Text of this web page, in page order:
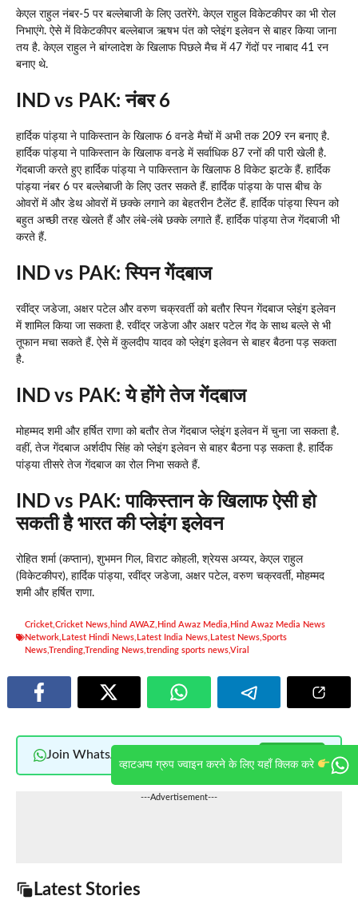
व्हाटअप्प ग्रुप ज्वाइन करने के लिए यहाँ क्लिक करे
केएल राहुल नंबर-5 पर बल्लेबाजी के लिए उतरेंगे. केएल राहुल विकेटकीपर का भी रोल
निभाएंगे. ऐसे में विकेटकीपर बल्लेबाज ऋषभ पंत को प्लेइंग इलेवन से बाहर किया जाना
तय है. केएल राहुल ने बांग्लादेश के खिलाफ पिछले मैच में 47 गेंदों पर नाबाद 41 रन
बनाए थे.
IND vs PAK: नंबर 6
हार्दिक पांड्या ने पाकिस्तान के खिलाफ 6 वनडे मैचों में अभी तक 209 रन बनाए है.
हार्दिक पांड्या ने पाकिस्तान के खिलाफ वनडे में सर्वाधिक 87 रनों की पारी खेली है.
गेंदबाजी करते हुए हार्दिक पांड्या ने पाकिस्तान के खिलाफ 8 विकेट झटके हैं. हार्दिक
पांड्या नंबर 6 पर बल्लेबाजी के लिए उतर सकते हैं. हार्दिक पांड्या के पास बीच के
ओवरों में और डेथ ओवरों में छक्के लगाने का बेहतरीन टैलेंट हैं. हार्दिक पांड्या स्पिन को
बहुत अच्छी तरह खेलते हैं और लंबे-लंबे छक्के लगाते हैं. हार्दिक पांड्या तेज गेंदबाजी भी
करते हैं.
IND vs PAK: स्पिन गेंदबाज
रवींद्र जडेजा, अक्षर पटेल और वरुण चक्रवर्ती को बतौर स्पिन गेंदबाज प्लेइंग इलेवन
में शामिल किया जा सकता है. रवींद्र जडेजा और अक्षर पटेल गेंद के साथ बल्ले से भी
तूफान मचा सकते हैं. ऐसे में कुलदीप यादव को प्लेइंग इलेवन से बाहर बैठना पड़ सकता
है.
IND vs PAK: ये होंगे तेज गेंदबाज
मोहम्मद शमी और हर्षित राणा को बतौर तेज गेंदबाज प्लेइंग इलेवन में चुना जा सकता है.
वहीं, तेज गेंदबाज अर्शदीप सिंह को प्लेइंग इलेवन से बाहर बैठना पड़ सकता है. हार्दिक
पांड्या तीसरे तेज गेंदबाज का रोल निभा सकते हैं.
IND vs PAK: पाकिस्तान के खिलाफ ऐसी हो
सकती है भारत की प्लेइंग इलेवन
रोहित शर्मा (कप्तान), शुभमन गिल, विराट कोहली, श्रेयस अय्यर, केएल राहुल
(विकेटकीपर), हार्दिक पांड्या, रवींद्र जडेजा, अक्षर पटेल, वरुण चक्रवर्ती, मोहम्मद
शमी और हर्षित राणा.
Cricket Cricket News hind AWAZ Hind Awaz Media Hind Awaz Media News
Network Latest Hindi News Latest India News Latest News Sports
NewsTrendingTrending News trending sports newsViral
Join WhatsApp
---Advertisement---
Latest Stories